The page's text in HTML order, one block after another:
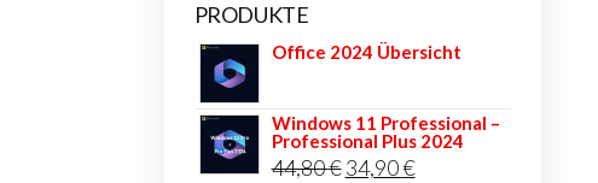
PRODUKTE
Office 2024 Übersicht
Windows 11 Professional –
Professional Plus 2024
44,80€ Ursprünglicher
34,90€Aktueller